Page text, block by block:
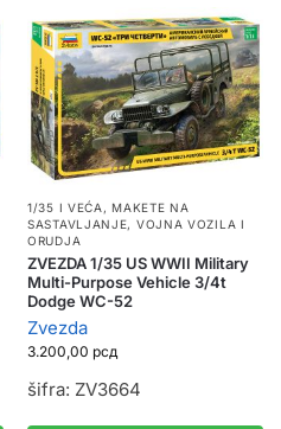
1/35 I VEĆA ,MAKETE NA
SASTAVLJANJE, VOJNA VOZILA I
ORUDJA
ZVEZDA 1/35 US WWII Military
Multi-Purpose Vehicle 3/4t
Dodge WC-52
Zvezda
3.200,00 рсд
šifra: ZV3664